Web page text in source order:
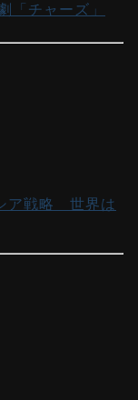
「チャーズ」
ア戦略 世界は